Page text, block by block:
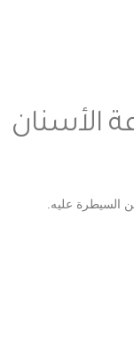
الأسنان
السيطرة عليه.